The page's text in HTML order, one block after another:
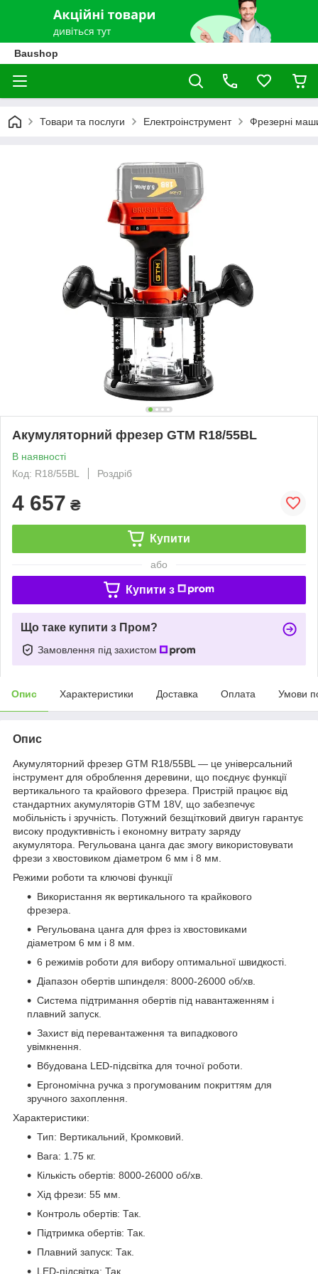
Baushop
Товари та послуги Електроінструмент Фрезерні
Акумуляторний фрезер GTM R18/55BL
В наявності
Код: R18/55BL
Роздріб
4 657 ₴
Купити
або
Купити з
Що таке купити з Пром?
Замовлення під захистом
Опис Характеристики Доставка Оплата Умови
Опис
Акумуляторний фрезер GTM R18/55BL — це універсальний
інструмент для оброблення деревини, що поєднує функції
вертикального та крайового фрезера. Пристрій працює від
стандартних акумуляторів GTM 18V, що забезпечує
мобільність і зручність. Потужний безщітковий двигун гарантує
високу продуктивність і економну витрату заряду
акумулятора. Регульована цанга дає змогу використовувати
фрези з хвостовиком діаметром 6 мм і 8 мм.
Режими роботи та ключові функції
Використання як вертикального та крайкового
фрезера.
Регульована цанга для фрез із хвостовиками
діаметром 6 мм і 8 мм.
6 режимів роботи для вибору оптимальної швидкості.
Діапазон обертів шпинделя: 8000-26000 об/хв.
Система підтримання обертів під навантаженням і
плавний запуск.
Захист від перевантаження та випадкового
увімкнення.
Вбудована LED-підсвітка для точної роботи.
Ергономічна ручка з прогумованим покриттям для
зручного захоплення.
Характеристики:
Тип: Вертикальний, Кромковий.
Вага: 1.75 кг.
Кількість обертів: 8000-26000 об/хв.
Хід фрези: 55 мм.
Контроль обертів: Так.
Підтримка обертів: Так.
Плавний запуск: Так.
LED-підсвітка: Так.